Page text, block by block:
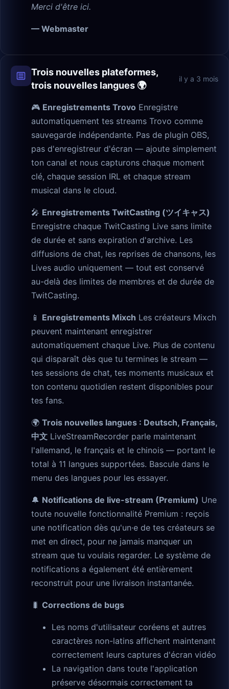
Merci d'être ici.
— Webmaster
Trois nouvelles plateformes,
trois nouvelles langues 🌍
il y a 3 mois
🎮 Enregistrements Trovo Enregistre
automatiquement tes streams Trovo comme
sauvegarde indépendante. Pas de plugin OBS,
pas d'enregistreur d'écran — ajoute simplement
ton canal et nous capturons chaque moment
clé, chaque session IRL et chaque stream
musical dans le cloud.
🎤 Enregistrements TwitCasting (ツイキャス)
Enregistre chaque TwitCasting Live sans limite
de durée et sans expiration d'archive. Les
diffusions de chat, les reprises de chansons, les
Lives audio uniquement — tout est conservé
au-delà des limites de membres et de durée de
TwitCasting.
📱 Enregistrements Mixch Les créateurs Mixch
peuvent maintenant enregistrer
automatiquement chaque Live. Plus de contenu
qui disparaît dès que tu termines le stream —
tes sessions de chat, tes moments musicaux et
ton contenu quotidien restent disponibles pour
tes fans.
🌍 Trois nouvelles langues : Deutsch, Français,
中文 LiveStreamRecorder parle maintenant
l'allemand, le français et le chinois — portant le
total à 11 langues supportées. Bascule dans le
menu des langues pour les essayer.
🔔 Notifications de live-stream (Premium) Une
toute nouvelle fonctionnalité Premium : reçois
une notification dès qu'un·e de tes créateurs se
met en direct, pour ne jamais manquer un
stream que tu voulais regarder. Le système de
notifications a également été entièrement
reconstruit pour une livraison instantanée.
🐛 Corrections de bugs
Les noms d'utilisateur coréens et autres
caractères non-latins affichent maintenant
correctement leurs captures d'écran vidéo
La navigation dans toute l'application
préserve désormais correctement ta